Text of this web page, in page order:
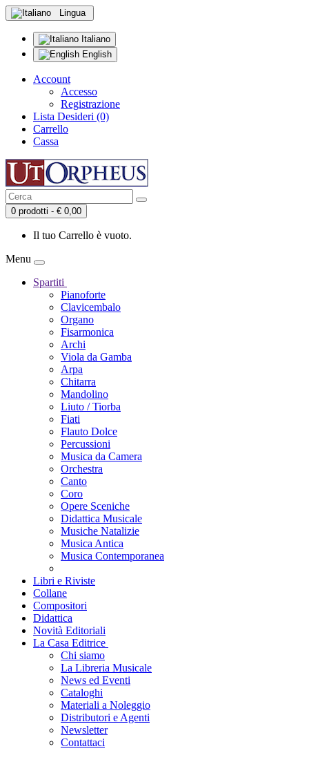
Lingua
Italiano
English
Account
Accesso
Registrazione
Lista Desideri (0)
Carrello
Cassa
0 prodotti - € 0,00
Il tuo Carrello è vuoto.
Menu
Spartiti
Pianoforte
Clavicembalo
Organo
Fisarmonica
Archi
Viola da Gamba
Arpa
Chitarra
Mandolino
Liuto / Tiorba
Fiati
Flauto Dolce
Percussioni
Musica da Camera
Orchestra
Canto
Coro
Opere Sceniche
Didattica Musicale
Musiche Natalizie
Musica Antica
Musica Contemporanea
Libri e Riviste
Collane
Compositori
Didattica
Novità Editoriali
La Casa Editrice
Chi siamo
La Libreria Musicale
News ed Eventi
Cataloghi
Materiali a Noleggio
Distributori e Agenti
Newsletter
Contattaci